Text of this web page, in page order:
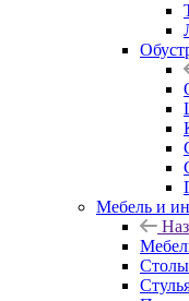
Мебель и
Столы